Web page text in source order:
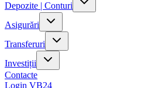
Depozite | Conturi
Asigurări
Transferuri
Investiții
Contacte
Login VB24